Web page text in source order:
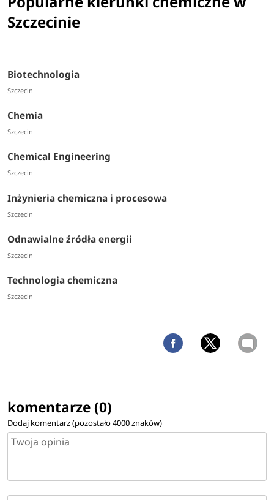
Szczecinie
Biotechnologia
Szczecin
Chemia
Szczecin
Chemical Engineering
Szczecin
Inżynieria chemiczna i procesowa
Szczecin
Odnawialne źródła energii
Szczecin
Technologia chemiczna
Szczecin
komentarze (0)
Dodaj komentarz (pozostało4000znaków)